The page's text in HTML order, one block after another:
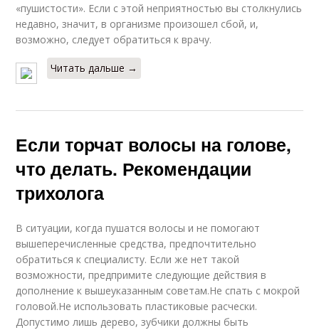
«пушистости». Если с этой неприятностью вы столкнулись
недавно, значит, в организме произошел сбой, и,
возможно, следует обратиться к врачу.
Читать дальше →
Если торчат волосы на голове,
что делать. Рекомендации
трихолога
В ситуации, когда пушатся волосы и не помогают
вышеперечисленные средства, предпочтительно
обратиться к специалисту. Если же нет такой
возможности, предпримите следующие действия в
дополнение к вышеуказанным советам.Не спать с мокрой
головой.Не использовать пластиковые расчески.
Допустимо лишь дерево, зубчики должны быть